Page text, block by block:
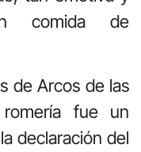
comida de
de Arcos de las
fue un
declaración del